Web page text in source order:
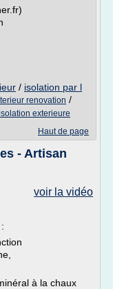
/ isolation par l
renovation /
exterieure
Haut de page
- Artisan
voir la vidéo
à la chaux